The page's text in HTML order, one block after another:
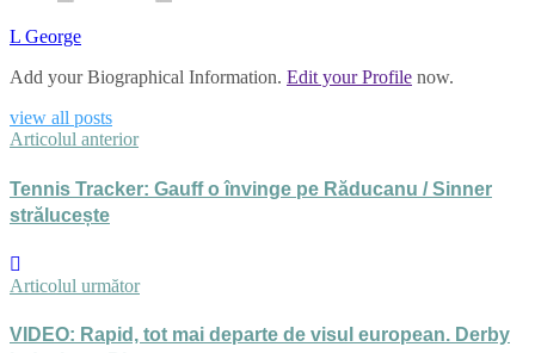
L George
Add your Biographical Information. Edit your Profile now.
view all posts
Articolul anterior
Tennis Tracker: Gauff o învinge pe Răducanu / Sinner
strălucește
Articolul următor
VIDEO: Rapid, tot mai departe de visul european. Derby